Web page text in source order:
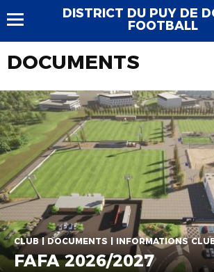
DISTRICT DU PUY DE
FOOTBALL
DOCUMENTS
CLUB | DOCUMENTS | INFORMATIONS
FAFA 2026/2027